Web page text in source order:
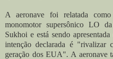
A aeronave foi relatada
monomotor supersônico LO
Sukhoi e está sendo
intenção declarada é "rivalizar
geração dos EUA". A aeronave